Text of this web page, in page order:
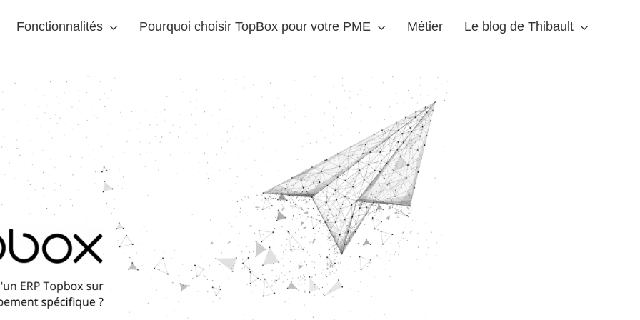
Fonctionnalités Pourquoi choisir TopBox pour votre PME Métier Le blog de Thibault